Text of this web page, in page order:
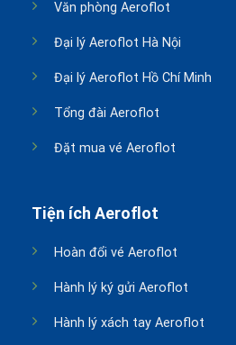
Văn phòng Aeroflot
Đại lý Aeroflot Hà Nội
Đại lý Aeroflot Hồ Chí Minh
Tổng đài Aeroflot
Đặt mua vé Aeroflot
Tiện ích Aeroflot
Hoàn đổi vé Aeroflot
Hành lý ký gửi Aeroflot
Hành lý xách tay Aeroflot